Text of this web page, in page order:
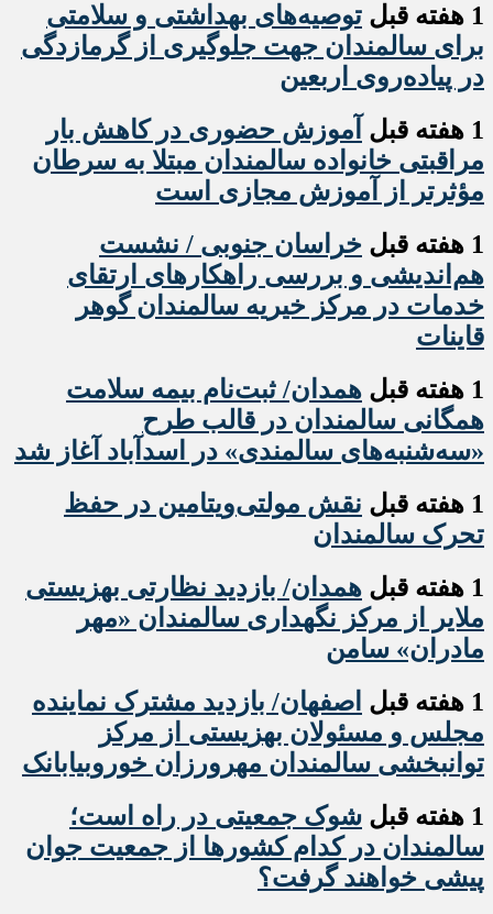
1 هفته قبل
️توصیه‌های بهداشتی و سلامتی
برای سالمندان جهت جلوگیری از گرمازدگی
در پیاده‌روی اربعین
1 هفته قبل
آموزش حضوری در کاهش بار
مراقبتی خانواده سالمندان مبتلا به سرطان
مؤثرتر از آموزش مجازی است
1 هفته قبل
خراسان جنوبی / نشست
هم‌اندیشی و بررسی راهکارهای ارتقای
خدمات در مرکز خیریه سالمندان گوهر
قاینات
1 هفته قبل
همدان/ ثبت‌نام بیمه سلامت
همگانی سالمندان در قالب طرح
«سه‌شنبه‌های سالمندی» در اسدآباد آغاز شد
1 هفته قبل
نقش مولتی‌ویتامین در حفظ
تحرک سالمندان
1 هفته قبل
همدان/ بازدید نظارتی بهزیستی
ملایر از مرکز نگهداری سالمندان «مهر
مادران» سامن
1 هفته قبل
اصفهان/ بازدید مشترک نماینده
مجلس و مسئولان بهزیستی از مرکز
توانبخشی سالمندان مهرورزان خوروبیابانک
1 هفته قبل
شوک جمعیتی در راه است؛
سالمندان در کدام کشورها از جمعیت جوان
پیشی خواهند گرفت؟